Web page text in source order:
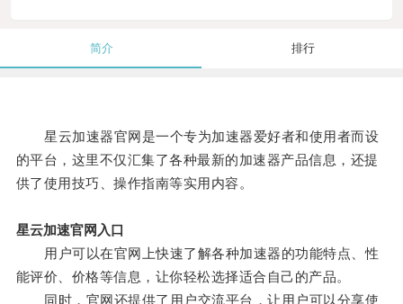
简介 排行
星云加速器官网是一个专为加速器爱好者和使用者而设
的平台，这里不仅汇集了各种最新的加速器产品信息，还提
供了使用技巧、操作指南等实用内容。
星云加速官网入口
用户可以在官网上快速了解各种加速器的功能特点、性
能评价、价格等信息，让你轻松选择适合自己的产品。
同时，官网还提供了用户交流平台，让用户可以分享使